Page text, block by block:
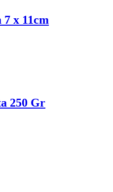
x 11cm
250 Gr